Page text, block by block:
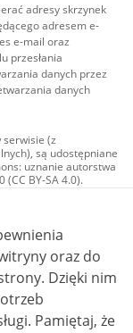
adresy skrzynek
adresem e-
e-mail oraz
przesłania
danych przez
danych
(z
są udostępniane
uznanie autorstwa
(CC BY-SA 4.0).
zdjęcia, materiały
licencji typu
użycie
4.0 (CC BY-
inaczej.
oraz do
nim
że